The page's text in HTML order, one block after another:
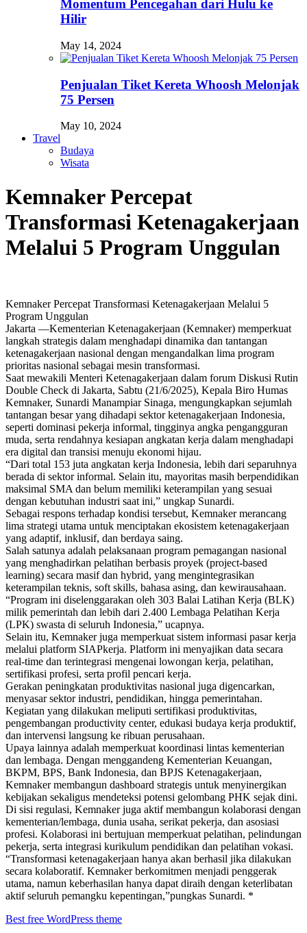
Momentum Pencegahan dari Hulu ke
Hilir
May 14, 2024
Penjualan Tiket Kereta Whoosh Melonjak
75 Persen
May 10, 2024
Travel
Budaya
Wisata
Kemnaker Percepat
Transformasi Ketenagakerjaan
Melalui 5 Program Unggulan
Kemnaker Percepat Transformasi Ketenagakerjaan Melalui 5
Program Unggulan
Jakarta —Kementerian Ketenagakerjaan (Kemnaker) memperkuat
langkah strategis dalam menghadapi dinamika dan tantangan
ketenagakerjaan nasional dengan mengandalkan lima program
prioritas nasional sebagai mesin transformasi.
Saat mewakili Menteri Ketenagakerjaan dalam forum Diskusi Rutin
Double Check di Jakarta, Sabtu (21/6/2025), Kepala Biro Humas
Kemnaker, Sunardi Manampiar Sinaga, mengungkapkan sejumlah
tantangan besar yang dihadapi sektor ketenagakerjaan Indonesia,
seperti dominasi pekerja informal, tingginya angka pengangguran
muda, serta rendahnya kesiapan angkatan kerja dalam menghadapi
era digital dan transisi menuju ekonomi hijau.
“Dari total 153 juta angkatan kerja Indonesia, lebih dari separuhnya
berada di sektor informal. Selain itu, mayoritas masih berpendidikan
maksimal SMA dan belum memiliki keterampilan yang sesuai
dengan kebutuhan industri saat ini,” ungkap Sunardi.
Sebagai respons terhadap kondisi tersebut, Kemnaker merancang
lima strategi utama untuk menciptakan ekosistem ketenagakerjaan
yang adaptif, inklusif, dan berdaya saing.
Salah satunya adalah pelaksanaan program pemagangan nasional
yang menghadirkan pelatihan berbasis proyek (project-based
learning) secara masif dan hybrid, yang mengintegrasikan
keterampilan teknis, soft skills, bahasa asing, dan kewirausahaan.
“Program ini diselenggarakan oleh 303 Balai Latihan Kerja (BLK)
milik pemerintah dan lebih dari 2.400 Lembaga Pelatihan Kerja
(LPK) swasta di seluruh Indonesia,” ucapnya.
Selain itu, Kemnaker juga memperkuat sistem informasi pasar kerja
melalui platform SIAPkerja. Platform ini menyajikan data secara
real-time dan terintegrasi mengenai lowongan kerja, pelatihan,
sertifikasi profesi, serta profil pencari kerja.
Gerakan peningkatan produktivitas nasional juga digencarkan,
menyasar sektor industri, pendidikan, hingga pemerintahan.
Kegiatan yang dilakukan meliputi sertifikasi produktivitas,
pengembangan productivity center, edukasi budaya kerja produktif,
dan intervensi langsung ke ribuan perusahaan.
Upaya lainnya adalah memperkuat koordinasi lintas kementerian
dan lembaga. Dengan menggandeng Kementerian Keuangan,
BKPM, BPS, Bank Indonesia, dan BPJS Ketenagakerjaan,
Kemnaker membangun dashboard strategis untuk menyinergikan
kebijakan sekaligus mendeteksi potensi gelombang PHK sejak dini.
Di sisi regulasi, Kemnaker juga aktif membangun kolaborasi dengan
kementerian/lembaga, dunia usaha, serikat pekerja, dan asosiasi
profesi. Kolaborasi ini bertujuan memperkuat pelatihan, pelindungan
pekerja, serta integrasi kurikulum pendidikan dan pelatihan vokasi.
“Transformasi ketenagakerjaan hanya akan berhasil jika dilakukan
secara kolaboratif. Kemnaker berkomitmen menjadi penggerak
utama, namun keberhasilan hanya dapat diraih dengan keterlibatan
aktif seluruh pemangku kepentingan,”pungkas Sunardi. *
Best free WordPress theme